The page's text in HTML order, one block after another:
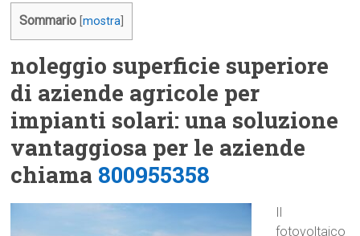
Sommario [mostra
noleggio superficie superiore
di aziende agricole per
impianti solari: una soluzione
vantaggiosa per le aziende
chiama 800955358
fotovoltaico